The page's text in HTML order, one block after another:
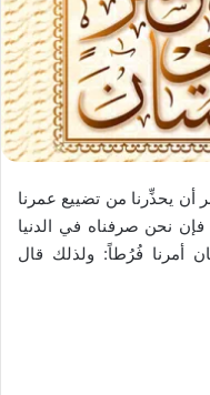
أن يحذِّرنا من تضييع عمرنا
نحن صرفناه في الدنيا
أمرنا فُرُطاً: ولذلك قال